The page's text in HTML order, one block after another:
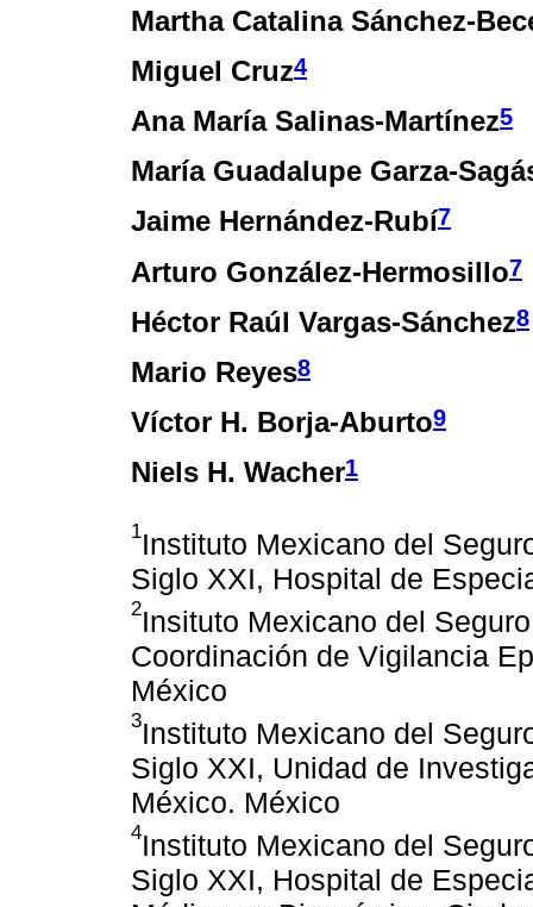
Martha Catalina Sánchez-
Miguel Cruz4
Ana María Salinas-Martínez5
María Guadalupe Garza-
Jaime Hernández-Rubí7
Arturo González-Hermosillo7
Héctor Raúl Vargas-Sánchez8
Mario Reyes8
Víctor H. Borja-Aburto9
Niels H. Wacher1
1Instituto Mexicano del
Siglo XXI, Hospital de
2Insituto Mexicano del
Coordinación de Vigilancia
México
3Instituto Mexicano del
Siglo XXI, Unidad de
México. México
4Instituto Mexicano del
Siglo XXI, Hospital de